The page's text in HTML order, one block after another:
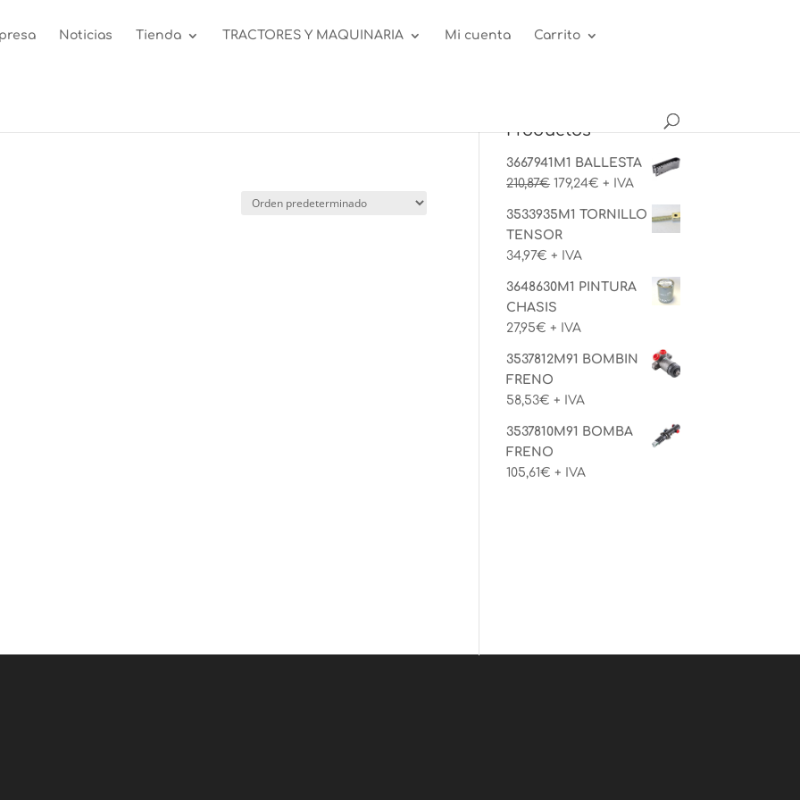
Noticias Tienda TRACTORES Y MAQUINARIA Mi cuenta Carrito
Productos
3667941M1 BALLESTA
210,87€ El
179,24€ El
+ IVA
3533935M1 TORNILLO
TENSOR
34,97€ + IVA
3648630M1 PINTURA
CHASIS
27,95€ + IVA
3537812M91 BOMBIN
FRENO
58,53€ + IVA
3537810M91 BOMBA
FRENO
105,61€ + IVA